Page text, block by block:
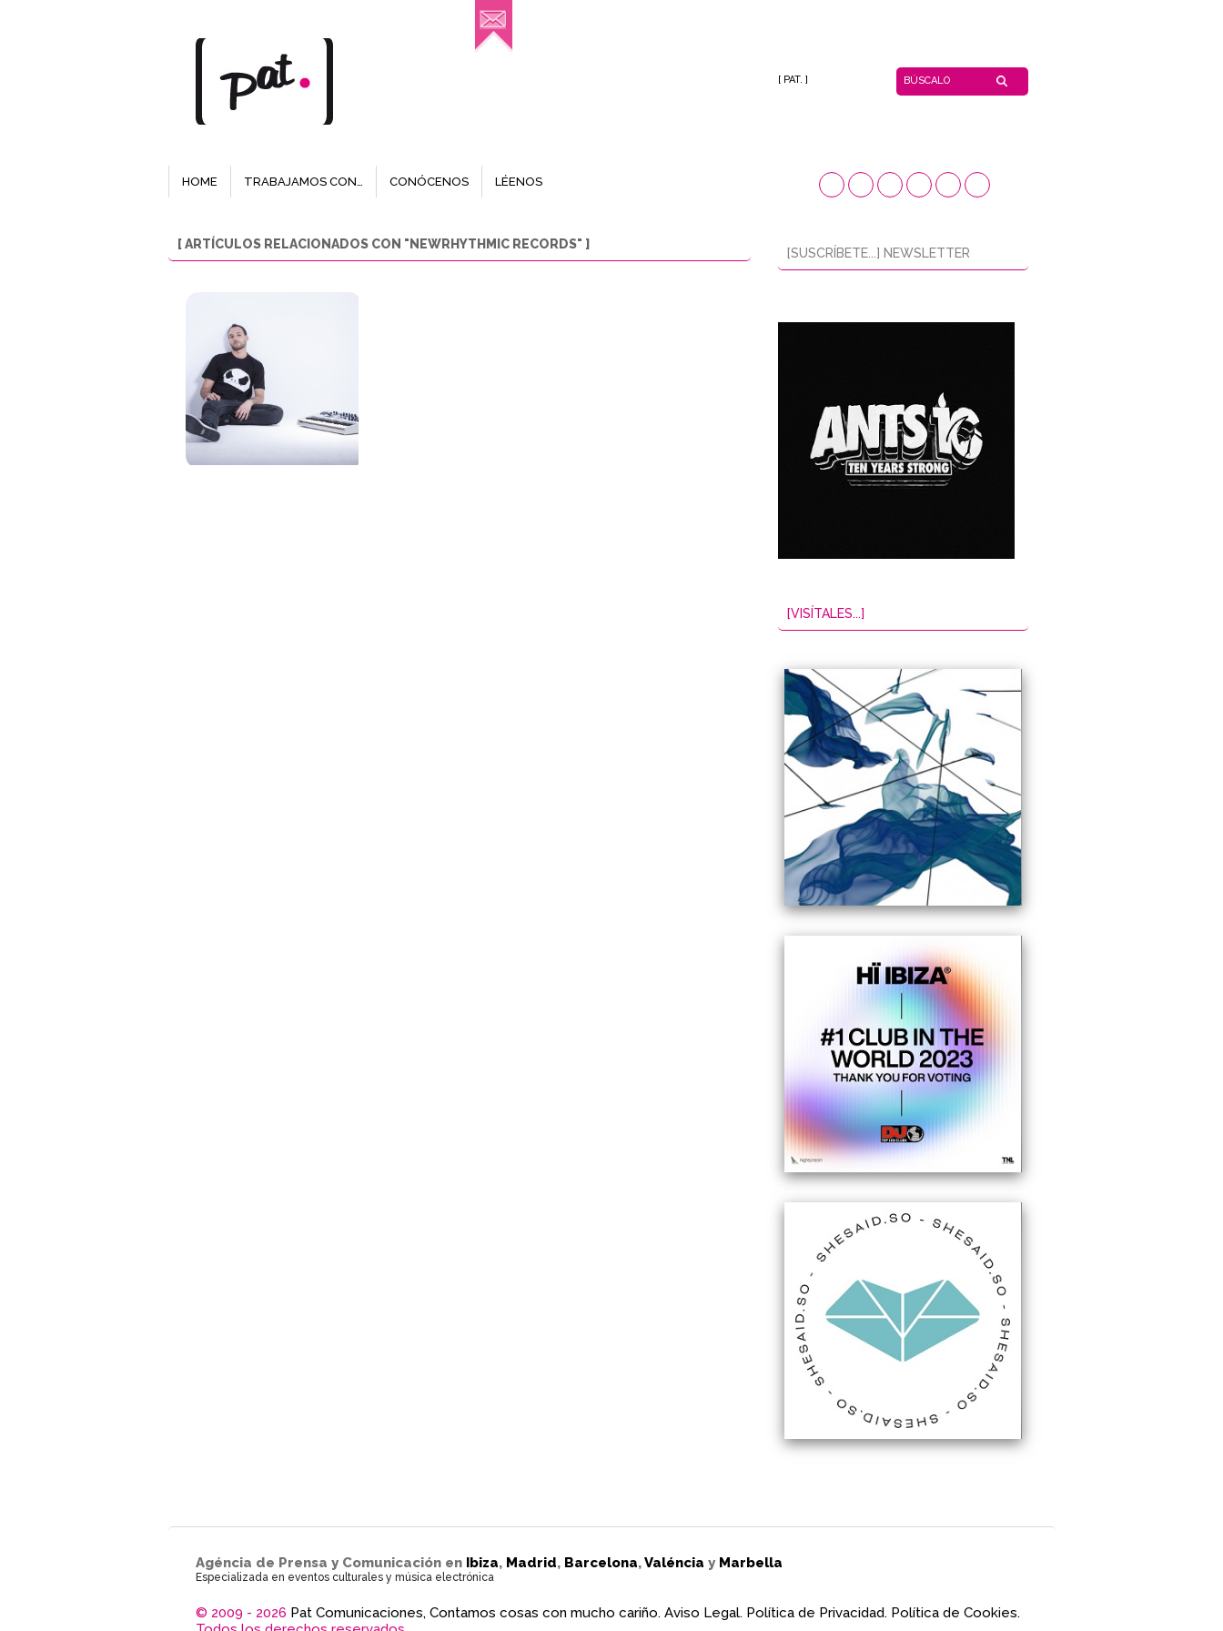
[ PAT. ]
HOME TRABAJAMOS CON… CONÓCENOS LÉENOS
[ ARTÍCULOS RELACIONADOS CON "NEWRHYTHMIC RECORDS" ]
[SUSCRÍBETE...] NEWSLETTER
[VISÍTALES...]
Agéncia de Prensa y Comunicación en Ibiza, Madrid, Barcelona,Valéncia y Marbella
Especializada en eventos culturales y música electrónica
© 2009 - 2026 Pat Comunicaciones, Contamos cosas con mucho cariño. Aviso Legal. Política de Privacidad. Política de Cookies.